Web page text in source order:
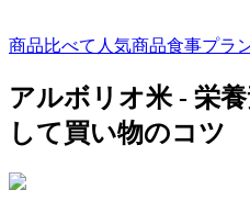
商品比べて 人気商品食事プラ
アルボリオ米 - 栄
して買い物のコツ